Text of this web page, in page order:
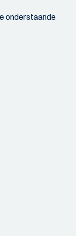
onderstaande